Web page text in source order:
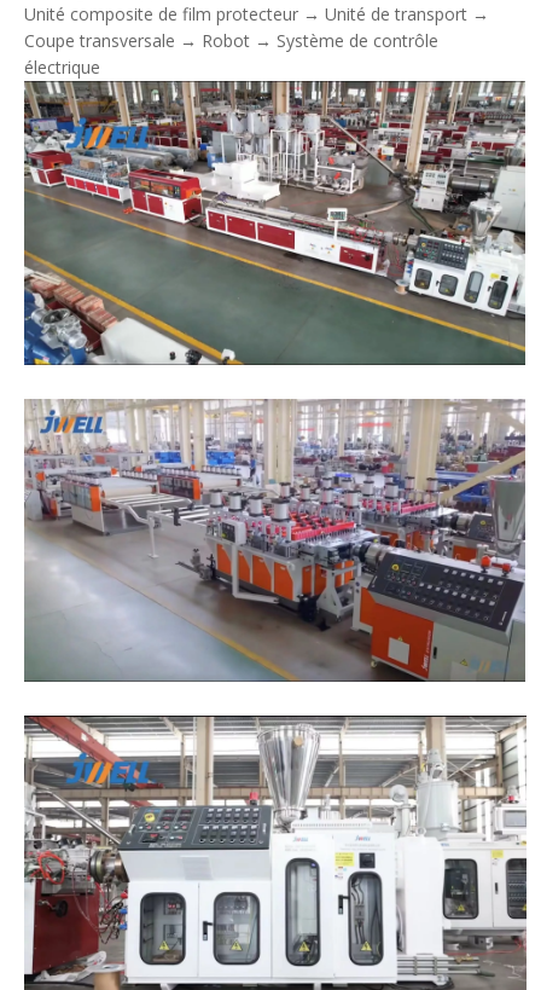
Unité composite de film protecteur → Unité de transport →
Coupe transversale → Robot → Système de contrôle
électrique